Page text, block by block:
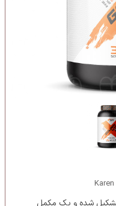
تشکیل شده و یک مکمل